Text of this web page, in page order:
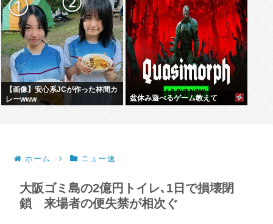
【画像】安心系JCが作った林間カ
レーwww
盆休み遊べるゲーム教えて
ホーム ニュー速
大阪ゴミ島の2億円トイレ､1日で損壊閉
鎖 来場者の便失禁が相次ぐ